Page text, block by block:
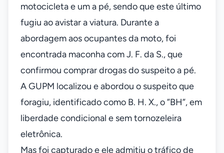
motocicleta e um a pé, sendo que este último
fugiu ao avistar a viatura. Durante a
abordagem aos ocupantes da moto, foi
encontrada maconha com J. F. da S., que
confirmou comprar drogas do suspeito a pé.
A GUPM localizou e abordou o suspeito que
foragiu, identificado como B. H. X., o ”BH”, em
liberdade condicional e sem tornozeleira
eletrônica.
Mas foi capturado e ele admitiu o tráfico de